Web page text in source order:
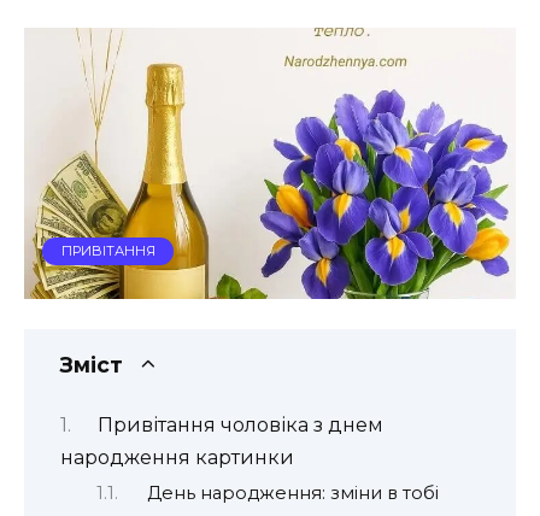
ПРИВІТАННЯ
Зміст
Привітання чоловіка з днем
народження картинки
День народження: зміни в тобі